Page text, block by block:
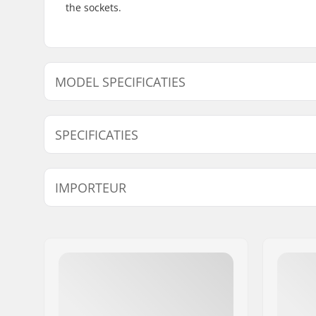
the sockets.
MODEL SPECIFICATIES
SPECIFICATIES
Bottom Bracket: American
IMPORTEUR